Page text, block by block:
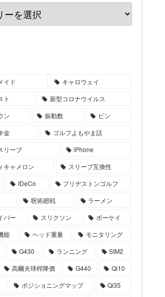
イド
キャロウェイ
ト
新型コロナウイルス
ン
振動数
ピン
金
ゴルフよもやま話
リーブ
iPhone
キャメロン
スリーブ互換性
IDeCo
ブリヂストンゴルフ
呪術廻戦
ラーメン
バー
スリクソン
ボーケイ
能
ヘッド重量
モニタリング
G430 ランニング
SIM2
高爾夫球桿降價 G440
Qi10
ポジショニングマップ
Qi35